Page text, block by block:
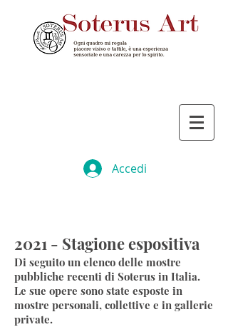
Accedi
2021 - Stagione espositiva
Di seguito un elenco delle mostre
pubbliche recenti di Soterus in Italia.
Le sue opere sono state esposte in
mostre personali, collettive e in gallerie
private.